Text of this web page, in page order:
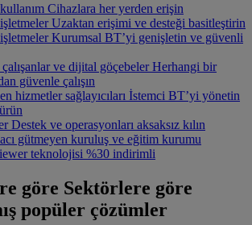
Cihazlara her yerden erişin
Uzaktan erişimi ve desteği basitleştirin
Kurumsal BT’yi genişletin ve güvenli
çalışanlar ve dijital göçebeler Herhangi bir
güvenle çalışın
hizmetler sağlayıcıları İstemci BT’yi yönetin
Destek ve operasyonları aksaksız kılın
gütmeyen kuruluş ve eğitim kurumu
teknolojisi %30 indirimli
göre Sektörlere göre
popüler çözümler